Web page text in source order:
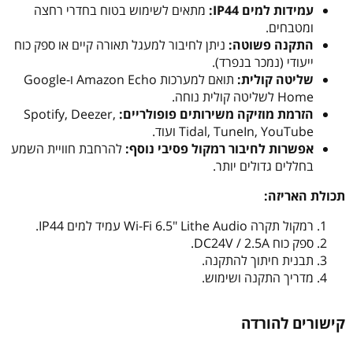
עמידות למים IP44:
מתאים לשימוש בטוח בחדרי רחצה
ומטבחים.
התקנה פשוטה: ניתן לחיבור למעגל תאורה קיים או ספק כוח
ייעודי (נמכר בנפרד).
שליטה קולית:
תואם למערכות Amazon Echo ו-Google
Home לשליטה קולית נוחה.
הזרמת מוזיקה משירותים פופולריים: Spotify, Deezer,
Tidal, TuneIn, YouTube ועוד.
אפשרות לחיבור רמקול פסיבי נוסף: להרחבת חוויית השמע
בחללים גדולים יותר.
תכולת האריזה:
רמקול תקרה Wi-Fi 6.5" Lithe Audio עמיד למים IP44.
ספק כוח DC24V / 2.5A.
תבנית חיתוך להתקנה.
מדריך התקנה ושימוש.
קישורים להורדה